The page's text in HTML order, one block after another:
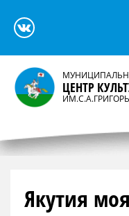
ЦЕНТР
Якутия